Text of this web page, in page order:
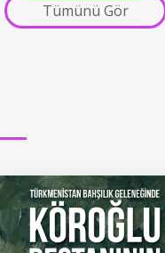
Tümünü Gör